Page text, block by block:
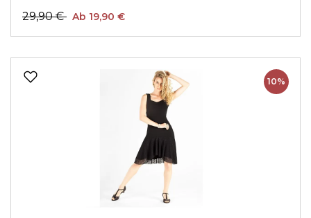
29,90 € Ab 19,90 €
10%